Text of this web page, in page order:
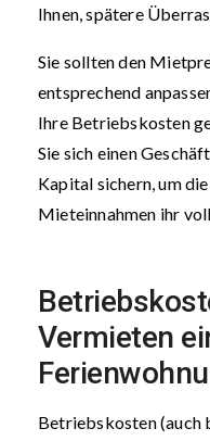
Ihnen, spätere
Sie sollten den
entsprechend
Ihre Betriebskosten
Sie sich einen
Kapital sichern, um
Mieteinnahmen ihr
Vermieten
Betriebskosten (auch